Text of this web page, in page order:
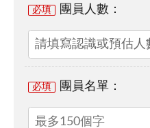
必填 團員人數：
必填 團員名單：